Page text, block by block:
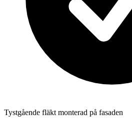
Tystgående fläkt monterad på fasaden